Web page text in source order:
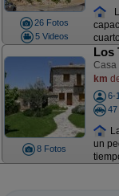
26 Fotos
5 Videos
8 Fotos
Los
Casa
km
6-
47
un